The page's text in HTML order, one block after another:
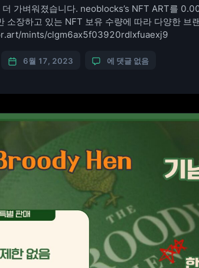
가벼워졌습니다. neoblocks’s NFT ART를
소장하고 있는 NFT 보유 수량에 따라 다양한 브
mints/clgm6ax5f03920rdlxfuaexj9
6월 17, 2023 에 댓글 없음